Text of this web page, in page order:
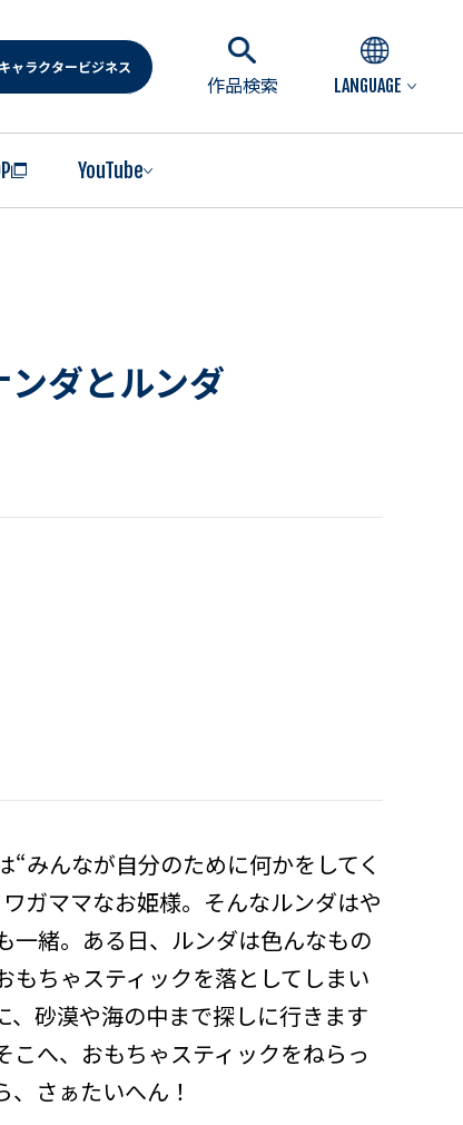
キャラクタービジネス
作品検索 LANGUAGE
YouTube
ダとルンダ
みんなが自分のために何かをしてく
ガママなお姫様。そんなルンダはや
一緒。ある日、ルンダは色んなもの
もちゃスティックを落としてしまい
、砂漠や海の中まで探しに行きます
へ、おもちゃスティックをねらっ
さぁたいへん！